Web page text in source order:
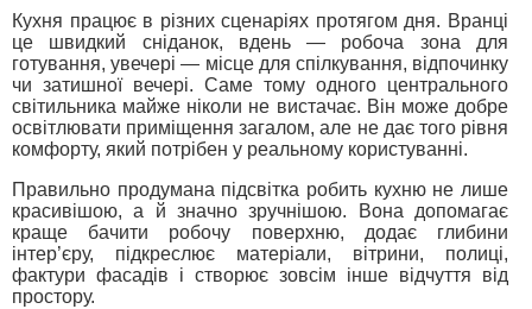
Кухня працює в різних сценаріях протягом дня. Вранці
це швидкий сніданок, вдень — робоча зона для
готування, увечері — місце для спілкування, відпочинку
чи затишної вечері. Саме тому одного центрального
світильника майже ніколи не вистачає. Він може добре
освітлювати приміщення загалом, але не дає того рівня
комфорту, який потрібен у реальному користуванні.
Правильно продумана підсвітка робить кухню не лише
красивішою, а й значно зручнішою. Вона допомагає
краще бачити робочу поверхню, додає глибини
інтер’єру, підкреслює матеріали, вітрини, полиці,
фактури фасадів і створює зовсім інше відчуття від
простору.